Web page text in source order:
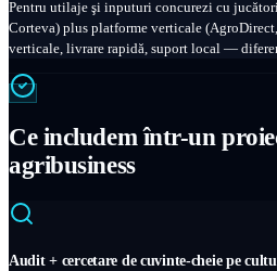
Pentru utilaje şi inputuri concurezi cu
Corteva) plus platforme verticale
verticale, livrare rapidă, suport local —
Ce includem într-un
agribusiness
Audit + cercetare de cuvinte-cheie pe